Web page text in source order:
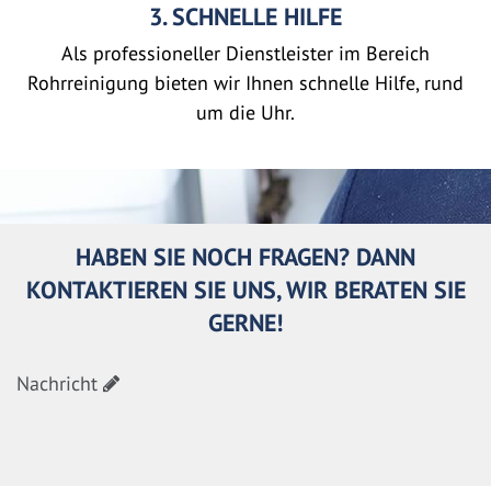
3. SCHNELLE HILFE
Als professioneller Dienstleister im Bereich
Rohrreinigung bieten wir Ihnen schnelle Hilfe, rund
um die Uhr.
HABEN SIE NOCH FRAGEN? DANN
KONTAKTIEREN SIE UNS, WIR BERATEN SIE
GERNE!
Nachricht